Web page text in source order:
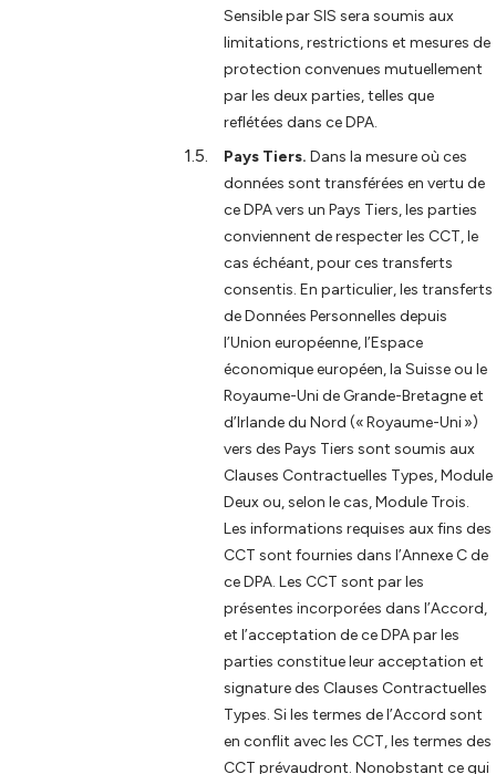
Sensible par SIS sera soumis aux
limitations, restrictions et mesures de
protection convenues mutuellement
par les deux parties, telles que
reflétées dans ce DPA.
Pays Tiers. Dans la mesure où ces
données sont transférées en vertu de
ce DPA vers un Pays Tiers, les parties
conviennent de respecter les CCT, le
cas échéant, pour ces transferts
consentis. En particulier, les transferts
de Données Personnelles depuis
l’Union européenne, l’Espace
économique européen, la Suisse ou le
Royaume-Uni de Grande-Bretagne et
d’Irlande du Nord (« Royaume-Uni »)
vers des Pays Tiers sont soumis aux
Clauses Contractuelles Types, Module
Deux ou, selon le cas, Module Trois.
Les informations requises aux fins des
CCT sont fournies dans l’Annexe C de
ce DPA. Les CCT sont par les
présentes incorporées dans l’Accord,
et l’acceptation de ce DPA par les
parties constitue leur acceptation et
signature des Clauses Contractuelles
Types. Si les termes de l’Accord sont
en conflit avec les CCT, les termes des
CCT prévaudront. Nonobstant ce qui